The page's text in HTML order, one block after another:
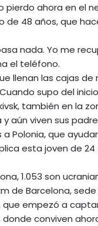
pierdo ahora en el
48 años, que
nada. Yo me
el teléfono.
llenan las cajas
supo del
también en la
aún viven sus
Polonia, que
esta joven de 24
1.053 son
de Barcelona,
empezó a
conviven